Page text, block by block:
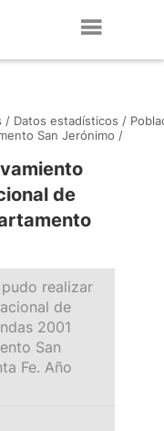
/ Datos estadísticos /
San Jerónimo /
de
realizar
de
2001
San
Fe. Año